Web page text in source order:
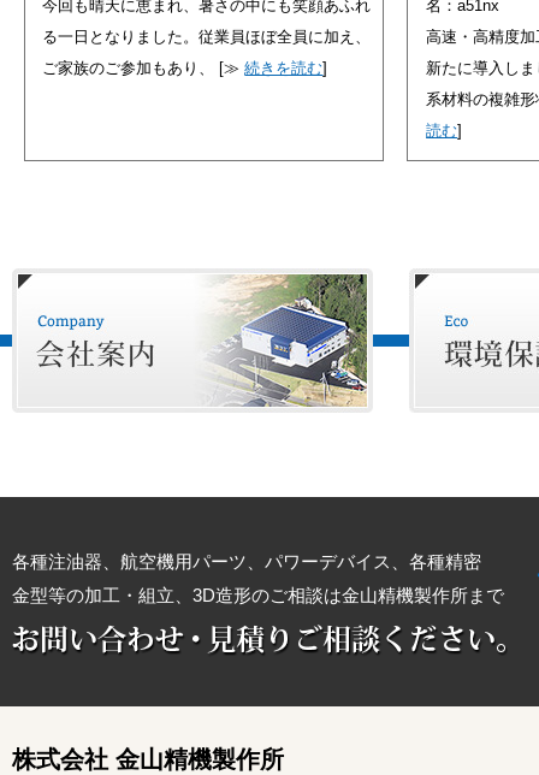
今回も晴天に恵まれ、暑さの中にも笑顔あふれ
る一日となりました。従業員ほぼ全員に加え、
ご家族のご参加もあり、
[≫続きを読む]
名：a51nx
高速・高精度
新たに導入し
系材料の複雑
読む]
各種注油器、航空機用パーツ、パワーデバイス、各種精密
金型等の加工・組立、3D造形のご相談は金山精機製作所まで
株式会社 金山精機製作所